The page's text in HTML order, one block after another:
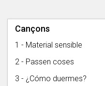
Cançons
1 - Material sensible
2 - Passen coses
3 - ¿Cómo duermes?